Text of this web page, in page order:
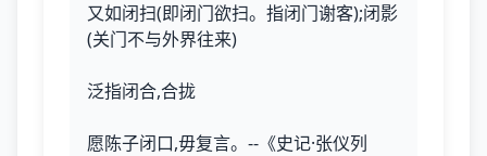
又如闭扫(即闭门欲扫。指闭门谢客);闭影
(关门不与外界往来)
泛指闭合,合拢
愿陈子闭口,毋复言。--《史记·张仪列